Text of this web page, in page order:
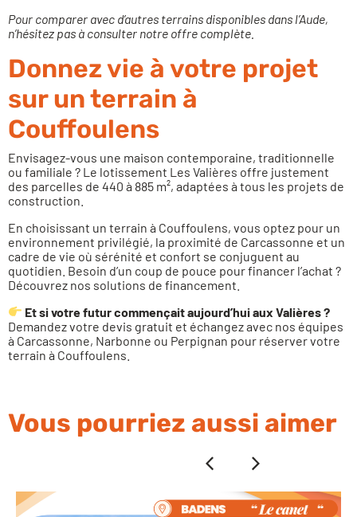
Pour comparer avec d’autres terrains disponibles dans l’Aude,
n’hésitez pas à consulter notre offre complète.
Donnez vie à votre projet
sur un terrain à
Couffoulens
Envisagez-vous une maison contemporaine, traditionnelle
ou familiale ? Le lotissement Les Valières offre justement
des parcelles de 440 à 885 m², adaptées à tous les projets de
construction.
En choisissant un terrain à Couffoulens, vous optez pour un
environnement privilégié, la proximité de Carcassonne et un
cadre de vie où sérénité et confort se conjuguent au
quotidien. Besoin d’un coup de pouce pour financer l’achat ?
Découvrez nos solutions de financement
Et si votre futur commençait aujourd’hui aux Valières ?
Demandez votre devis gratuit et échangez avec nos équipes
à Carcassonne, Narbonne ou Perpignan pour réserver votre
terrain à Couffoulens.
Vous pourriez aussi aimer